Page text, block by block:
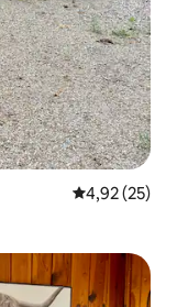
საშუალო
4,92 (25)